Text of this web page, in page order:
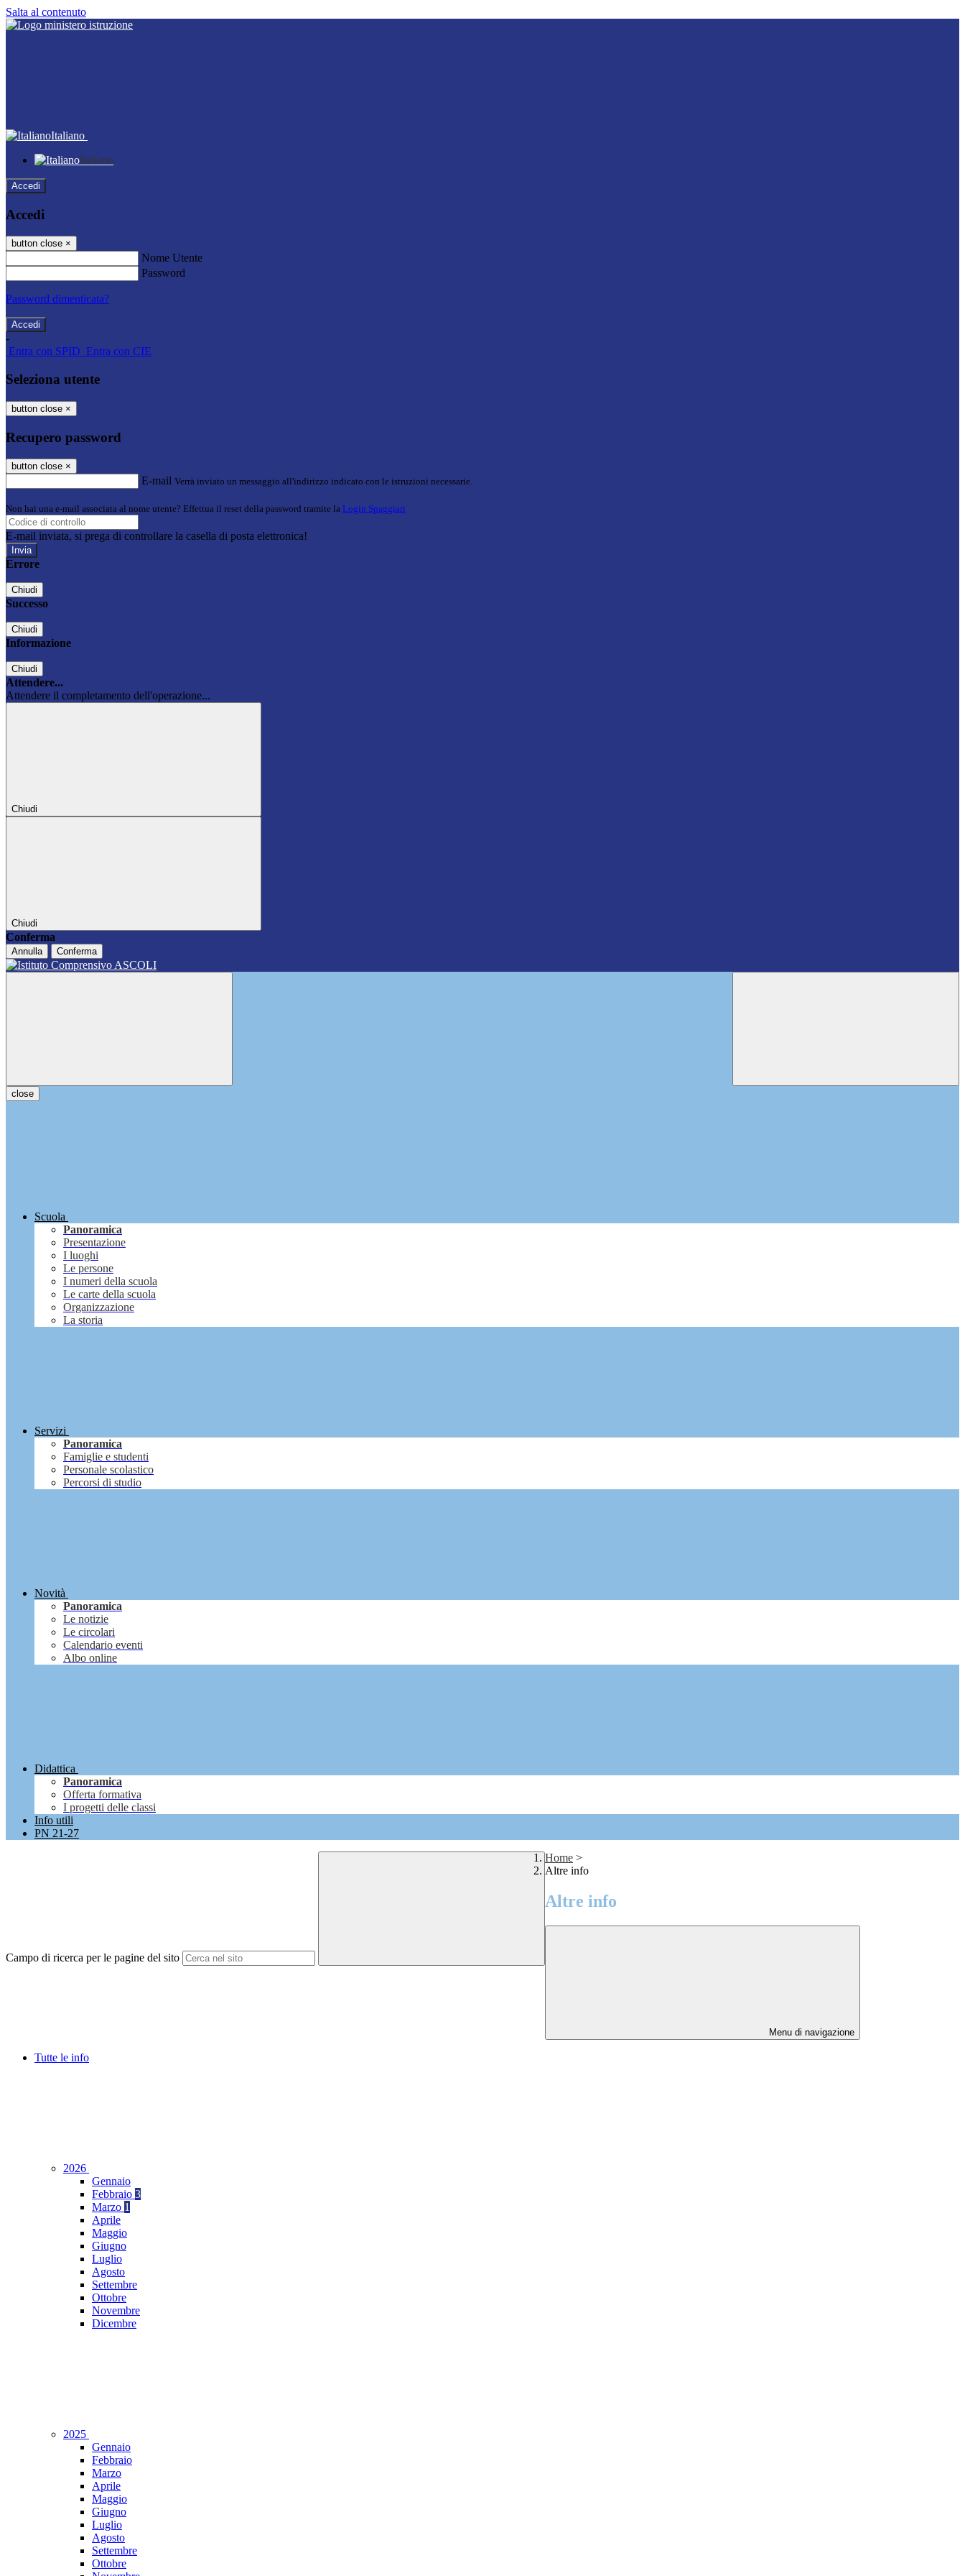
Salta al contenuto
Italiano
Italiano
Accedi
Accedi
button close ×
Nome Utente
Password
Password dimenticata?
-
Entra con SPID Entra con CIE
Seleziona utente
button close ×
Recupero password
button close ×
E-mail Verrà inviato un messaggio all'indirizzo indicato con le istruzioni necessarie.
Non hai una e-mail associata al nome utente? Effettua il reset della password tramite la Login Spaggiari
E-mail inviata, si prega di controllare la casella di posta elettronica!
Errore
Chiudi
Successo
Chiudi
Informazione
Chiudi
Attendere...
Attendere il completamento dell'operazione...
Chiudi
Chiudi
Conferma
Annulla Conferma
close
Scuola
Panoramica
Presentazione
I luoghi
Le persone
I numeri della scuola
Le carte della scuola
Organizzazione
La storia
Servizi
Panoramica
Famiglie e studenti
Personale scolastico
Percorsi di studio
Novità
Panoramica
Le notizie
Le circolari
Calendario eventi
Albo online
Didattica
Panoramica
Offerta formativa
I progetti delle classi
Info utili
PN 21-27
Campo di ricerca per le pagine del sito
Home >
Altre info
Altre info
Menu di navigazione
Tutte le info
2026
Gennaio
Febbraio 3
Marzo 1
Aprile
Maggio
Giugno
Luglio
Agosto
Settembre
Ottobre
Novembre
Dicembre
2025
Gennaio
Febbraio
Marzo
Aprile
Maggio
Giugno
Luglio
Agosto
Settembre
Ottobre